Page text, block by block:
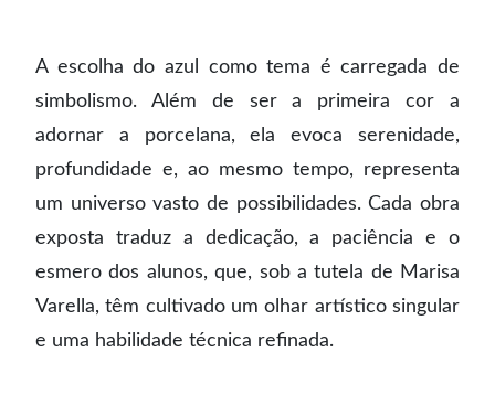
A escolha do azul como tema é carregada de
simbolismo. Além de ser a primeira cor a
adornar a porcelana, ela evoca serenidade,
profundidade e, ao mesmo tempo, representa
um universo vasto de possibilidades. Cada obra
exposta traduz a dedicação, a paciência e o
esmero dos alunos, que, sob a tutela de Marisa
Varella, têm cultivado um olhar artístico singular
e uma habilidade técnica refinada.